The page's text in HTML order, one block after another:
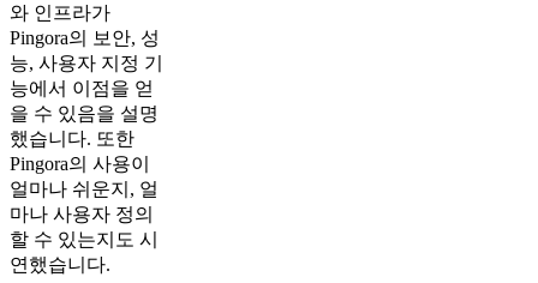
와 인프라가
Pingora의 보안, 성
능, 사용자 지정 기
능에서 이점을 얻
을 수 있음을 설명
했습니다. 또한
Pingora의 사용이
얼마나 쉬운지, 얼
마나 사용자 정의
할 수 있는지도 시
연했습니다.